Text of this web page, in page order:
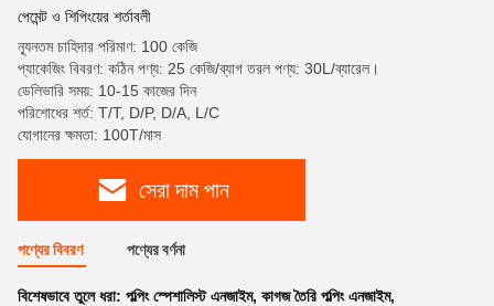
পেমেন্ট ও শিপিংয়ের শর্তাবলী
ন্যূনতম চাহিদার পরিমাণ: 100 কেজি
প্যাকেজিং বিবরণ: কঠিন পণ্য: 25 কেজি/ব্যাগ তরল পণ্য: 30L/ব্যারেল।
ডেলিভারি সময়: 10-15 কাজের দিন
পরিশোধের শর্ত: T/T, D/P, D/A, L/C
যোগানের ক্ষমতা: 100T/মাস
সেরা দাম পান
পণ্যের বিবরণ পণ্যের বর্ণনা
বিশেষভাবে তুলে ধরা: পল্পিং স্পেশালিস্ট এনজাইম, কাগজ তৈরি পল্পিং এনজাইম,